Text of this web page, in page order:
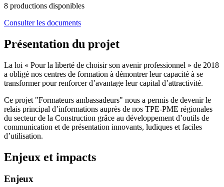
8 productions disponibles
Consulter les documents
Présentation du projet
La loi « Pour la liberté de choisir son avenir professionnel » de 2018
a obligé nos centres de formation à démontrer leur capacité à se
transformer pour renforcer d’avantage leur capital d’attractivité.​
Ce projet "Formateurs ambassadeurs" nous a permis de devenir le
relais principal d’informations auprès de nos TPE-PME régionales
du secteur de la Construction grâce au développement d’outils de
communication et de présentation innovants, ludiques et faciles
d’utilisation.
Enjeux et impacts
Enjeux